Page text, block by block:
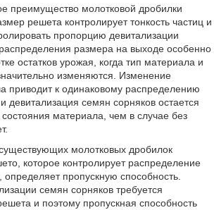
преимущество молотковой дробилки
решета контролирует тонкость частиц и
пропорцию девитализации
размера на выходе особенно
остатков урожая, когда тип материала и
изменяются. Изменение
приводит к одинаковому распределению
девитализация семян сорняков остается
материала, чем в случае без
молотковых дробилок
которое контролирует распределение
пропускную способность.
семян сорняков требуется
и поэтому пропускная способность